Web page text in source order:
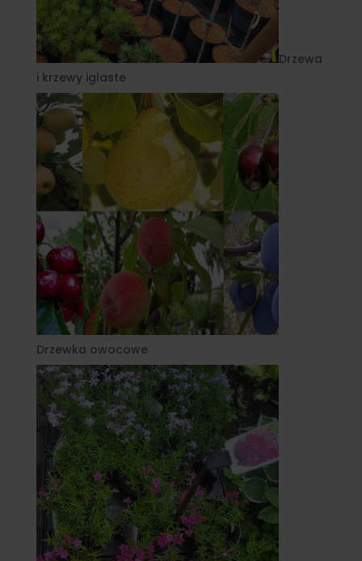
Drzewa
i krzewy iglaste
Drzewka owocowe